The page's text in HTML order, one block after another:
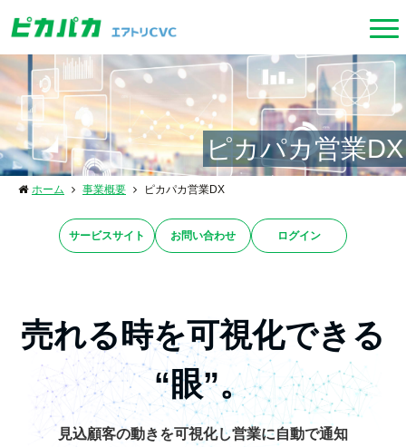
ピカパカ営業DX
ホーム 事業概要 ピカパカ営業DX
サービスサイト お問い合わせ ログイン
売れる時を可視化できる
“眼”。
見込顧客の動きを可視化し営業に自動で通知